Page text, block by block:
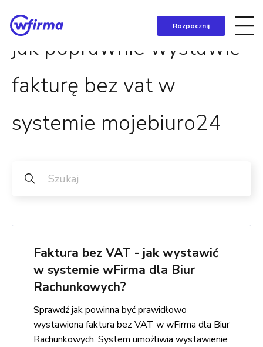
Rozpocznij
jak poprawnie wystawić
fakturę bez vat w
systemie mojebiuro24
Faktura bez VAT - jak wystawić
w systemie wFirma dla Biur
Rachunkowych?
Sprawdź jak powinna być prawidłowo
wystawiona faktura bez VAT w wFirma dla Biur
Rachunkowych. System umożliwia wystawienie